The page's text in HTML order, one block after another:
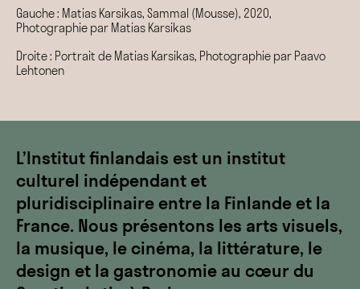
Gauche : Matias Karsikas, Sammal (Mousse), 2020,
Photographie par Matias Karsikas
Droite : Portrait de Matias Karsikas, Photographie par Paavo
Lehtonen
L’Institut finlandais est un institut
culturel indépendant et
pluridisciplinaire entre la Finlande et la
France. Nous présentons les arts visuels,
la musique, le cinéma, la littérature, le
design et la gastronomie au cœur du